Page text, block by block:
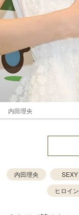
内田理央
内田理央 SEXY
ヒロイン